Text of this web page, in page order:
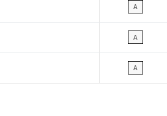
A
A
A